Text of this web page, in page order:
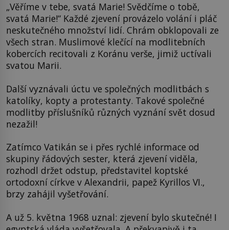
„Věříme v tebe, svatá Marie! Svědčíme o tobě,
svatá Marie!“ Každé zjevení provázelo volání i pláč
neskutečného množství lidí. Chrám obklopovali ze
všech stran. Muslimové klečící na modlitebních
kobercích recitovali z Koránu verše, jimiž uctívali
svatou Marii.
Další vyznávali úctu ve společných modlitbách s
katolíky, kopty a protestanty. Takové společné
modlitby příslušníků různých vyznání svět dosud
nezažil!
Zatímco Vatikán se i přes rychlé informace od
skupiny řádových sester, která zjevení viděla,
rozhodl držet odstup, představitel koptské
ortodoxní církve v Alexandrii, papež Kyrillos VI.,
brzy zahájil vyšetřování.
A už 5. května 1968 uznal: zjevení bylo skutečné! I